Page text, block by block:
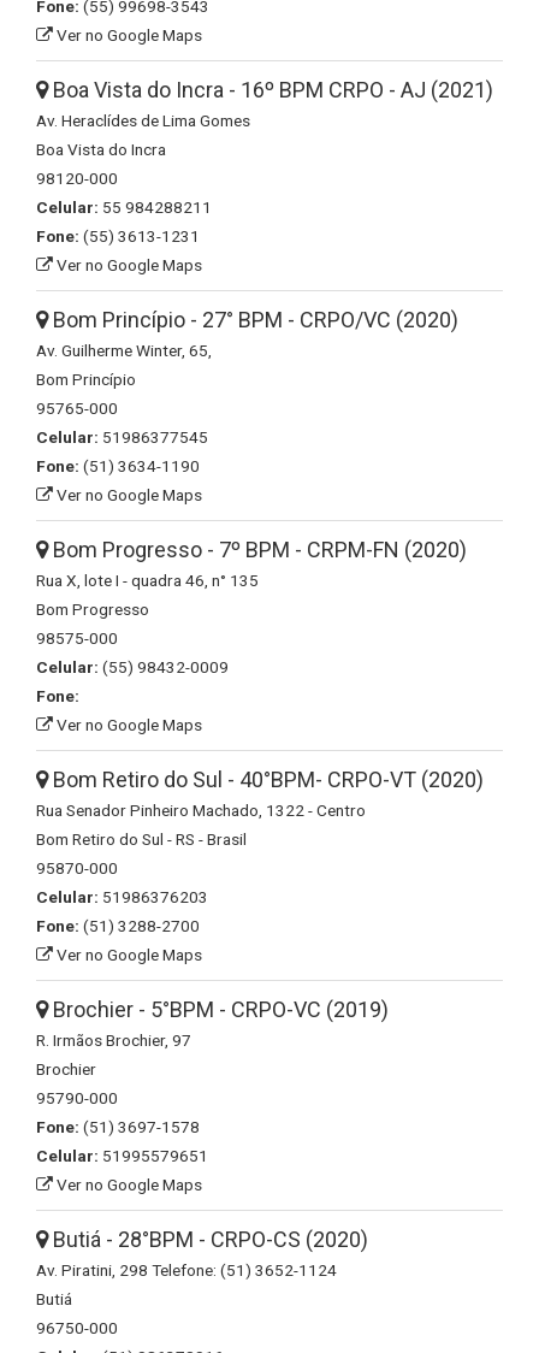
Fone: (55) 99698-3543
Ver no Google Maps
Boa Vista do Incra - 16º BPM CRPO - AJ (2021)
Av. Heraclídes de Lima Gomes
Boa Vista do Incra
98120-000
Celular: 55 984288211
Fone: (55) 3613-1231
Ver no Google Maps
Bom Princípio - 27° BPM - CRPO/VC (2020)
Av. Guilherme Winter, 65,
Bom Princípio
95765-000
Celular: 51986377545
Fone: (51) 3634-1190
Ver no Google Maps
Bom Progresso - 7º BPM - CRPM-FN (2020)
Rua X, lote I - quadra 46, n° 135
Bom Progresso
98575-000
Celular: (55) 98432-0009
Fone:
Ver no Google Maps
Bom Retiro do Sul - 40°BPM- CRPO-VT (2020)
Rua Senador Pinheiro Machado, 1322 - Centro
Bom Retiro do Sul - RS - Brasil
95870-000
Celular: 51986376203
Fone: (51) 3288-2700
Ver no Google Maps
Brochier - 5°BPM - CRPO-VC (2019)
R. Irmãos Brochier, 97
Brochier
95790-000
Fone: (51) 3697-1578
Celular: 51995579651
Ver no Google Maps
Butiá - 28°BPM - CRPO-CS (2020)
Av. Piratini, 298 Telefone: (51) 3652-1124
Butiá
96750-000